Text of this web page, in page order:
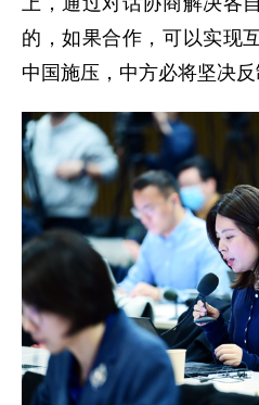
的，如果合作，可以实现
中国施压，中方必将坚决反